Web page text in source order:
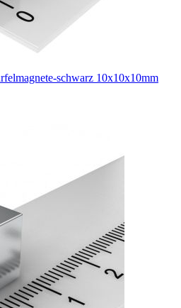
schwarz 10x10x10mm